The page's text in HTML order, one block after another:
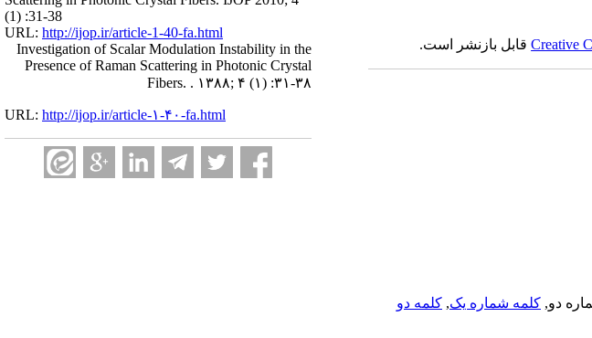
(1) :31-38
URL: http://ijop.ir/article-1-40-fa.html
Investigation of Scalar Modulation Instability in the
Presence of Raman Scattering in Photonic Crystal
Fibers. . ۱۳۸۸; ۴ (۱) :۳۱-۳۸
URL: http://ijop.ir/article-۱-۴۰-fa.html
Creativeقابل بازنشر است.
دو, کلمه شماره یک, کلمه دو